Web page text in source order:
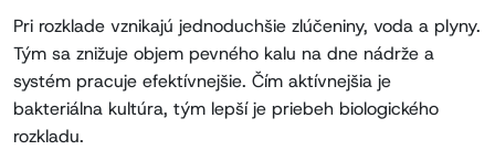
Pri rozklade vznikajú jednoduchšie zlúčeniny, voda a plyny.
Tým sa znižuje objem pevného kalu na dne nádrže a
systém pracuje efektívnejšie. Čím aktívnejšia je
bakteriálna kultúra, tým lepší je priebeh biologického
rozkladu.